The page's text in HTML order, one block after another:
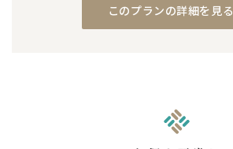
このプランの詳細を見る